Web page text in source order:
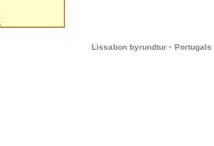
Lissabon byrundtur - Portugals